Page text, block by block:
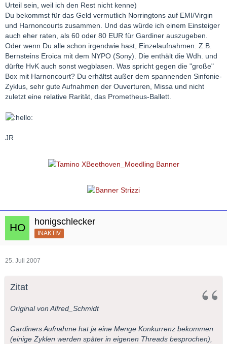
Urteil sein, weil ich den Rest nicht kenne)
Du bekommst für das Geld vermutlich Norringtons auf EMI/Virgin
und Harnoncourts zusammen. Und das würde ich einem Einsteiger
auch eher raten, als 60 oder 80 EUR für Gardiner auszugeben.
Oder wenn Du alle schon irgendwie hast, Einzelaufnahmen. Z.B.
Bernsteins Eroica mit dem NYPO (Sony). Die enthält die Wdh. und
dürfte HvK auch sonst wegblasen. Was spricht gegen die "große"
Box mit Harnoncourt? Du erhältst außer dem spannenden Sinfonie-
Zyklus, sehr gute Aufnahmen der Ouverturen, Missa und nicht
zuletzt eine relative Rarität, das Prometheus-Ballett.
JR
honigschlecker
INAKTIV
25. Juli 2007
Zitat
Original von Alfred_Schmidt
Gardiners Aufnahme hat ja eine Menge Konkurrenz bekommen
(einige Zyklen werden später in eigenen Threads besprochen),